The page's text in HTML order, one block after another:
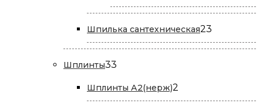
товар
Шпилька сантехническая23
товара
Шплинты33
Шплинты А2(нерж)2
товара